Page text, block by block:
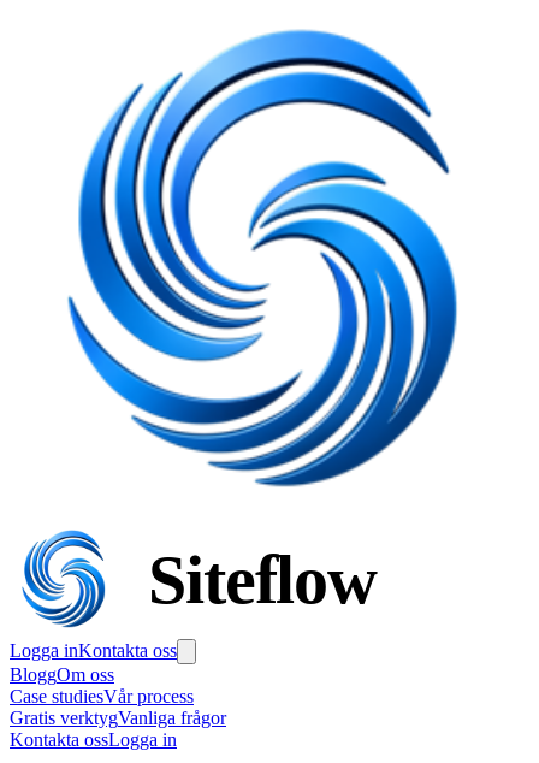
Siteflow
Logga inKontakta oss
BloggOm oss
Case studiesVår process
Gratis verktygVanliga frågor
Kontakta ossLogga in